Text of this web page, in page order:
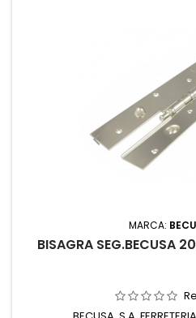
MARCA:
BISAGRA SEG.BECUSA